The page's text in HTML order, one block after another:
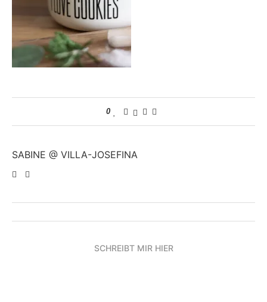
0
SABINE @ VILLA-JOSEFINA
SCHREIBT MIR HIER